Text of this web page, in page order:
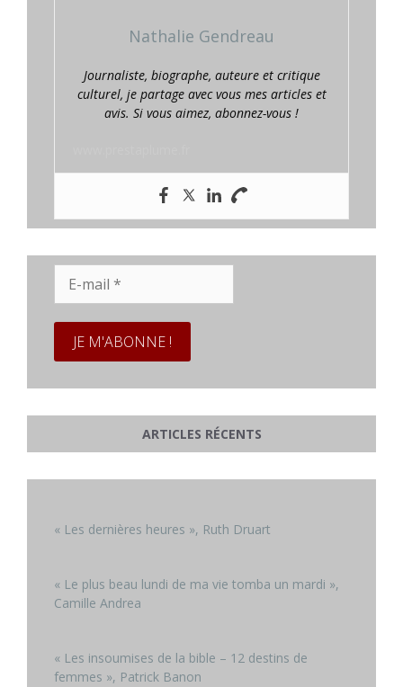
Nathalie Gendreau
Journaliste, biographe, auteure et critique
culturel, je partage avec vous mes articles et
avis. Si vous aimez, abonnez-vous !
mail
ARTICLES RÉCENTS
« Les dernières heures », Ruth Druart
« Le plus beau lundi de ma vie tomba un mardi »,
Camille Andrea
« Les insoumises de la bible – 12 destins de
femmes », Patrick Banon